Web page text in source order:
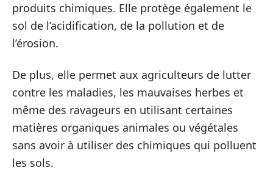
produits chimiques. Elle protège également le
sol de l’acidification, de la pollution et de
l’érosion.
De plus, elle permet aux agriculteurs de lutter
contre les maladies, les mauvaises herbes et
même des ravageurs en utilisant certaines
matières organiques animales ou végétales
sans avoir à utiliser des chimiques qui polluent
les sols.